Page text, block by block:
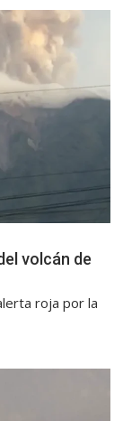
volcán de
roja por la